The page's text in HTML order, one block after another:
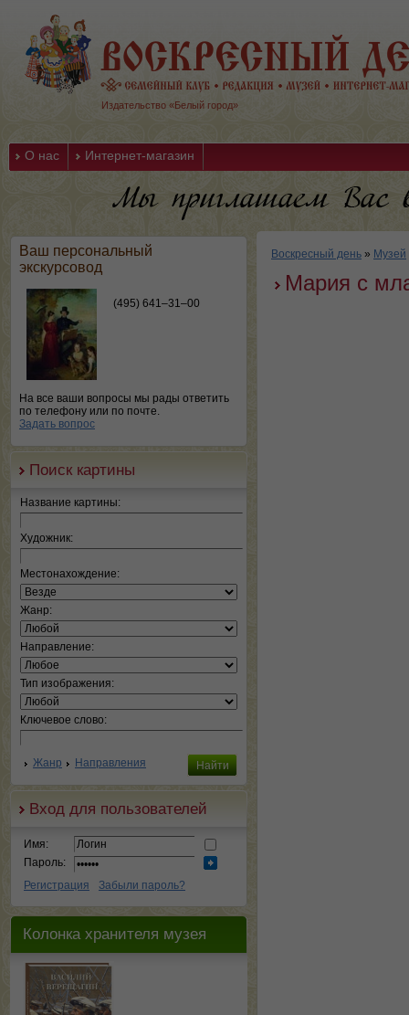
Издательство «Белый город»
О нас Интернет-магазин
Ваш персональный
экскурсовод
(495) 641–31–00
На все ваши вопросы мы рады ответить
по телефону или по почте.
Задать вопрос
Поиск картины
Название картины:
Художник:
Местонахождение:
Жанр:
Направление:
Тип изображения:
Ключевое слово:
Жанр Направления
Вход для пользователей
Имя:
Пароль:
Регистрация
Забыли пароль?
Колонка хранителя музея
Воскресный день » Музей
Мария с